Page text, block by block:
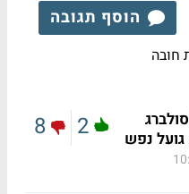
הוסף תגובה
חובה
גועל נפש
2
8